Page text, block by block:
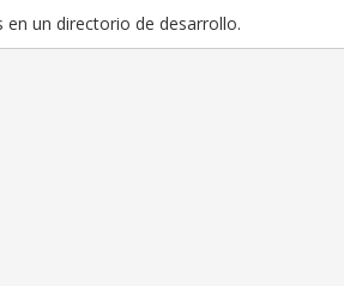
un directorio de desarrollo.